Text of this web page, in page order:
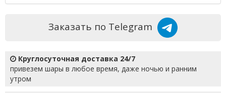
Заказать по Telegram
Круглосуточная доставка 24/7
привезем шары в любое время, даже ночью и ранним
утром